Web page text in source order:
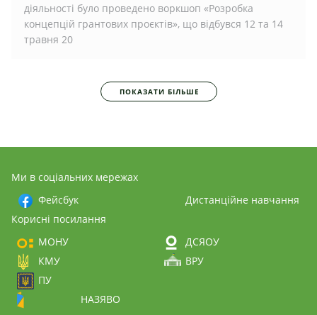
діяльності було проведено воркшоп «Розробка
концепцій грантових проєктів», що відбувся 12 та 14
травня 20
ПОКАЗАТИ БІЛЬШЕ
Ми в соціальних мережах
Фейсбук
Дистанційне навчання
Корисні посилання
МОНУ
ДСЯОУ
КМУ
ВРУ
ПУ
НАЗЯВО